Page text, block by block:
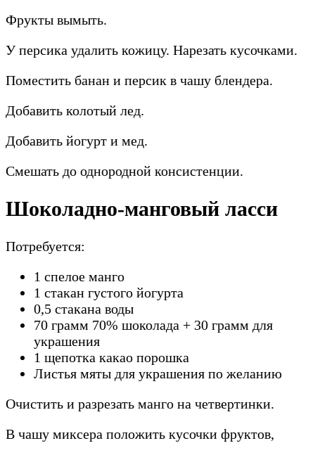
Фрукты вымыть.
У персика удалить кожицу. Нарезать кусочками.
Поместить банан и персик в чашу блендера.
Добавить колотый лед.
Добавить йогурт и мед.
Смешать до однородной консистенции.
Шоколадно-манговый ласси
Потребуется:
1 спелое манго
1 стакан густого йогурта
0,5 стакана воды
70 грамм 70% шоколада + 30 грамм для
украшения
1 щепотка какао порошка
Листья мяты для украшения по желанию
Очистить и разрезать манго на четвертинки.
В чашу миксера положить кусочки фруктов,